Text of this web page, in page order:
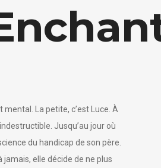
mental. La petite, c’est Luce. À
Jusqu’au jour où
du handicap de son père.
elle décide de ne plus